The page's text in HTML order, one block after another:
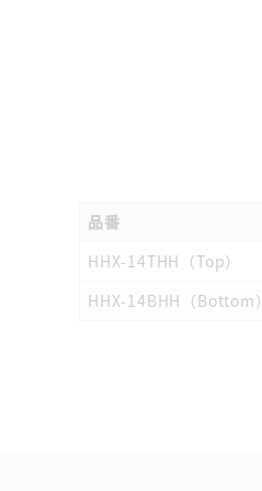
品番
HHX-14THH（Top）
HHX-14BHH（Bottom）